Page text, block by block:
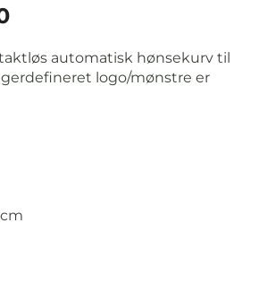
automatisk hønsekurv til
logo/mønstre er